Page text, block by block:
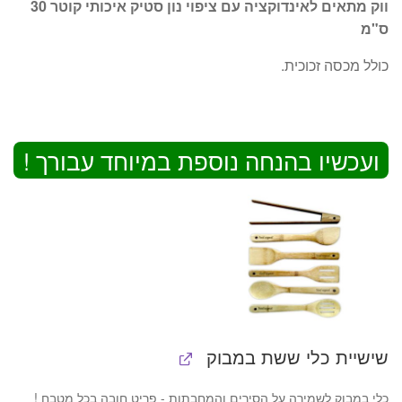
היה:
הוא:
ווק מתאים לאינדוקציה עם ציפוי נון סטיק איכותי קוטר 30
ס"מ
כולל מכסה זכוכית.
ועכשיו בהנחה נוספת במיוחד עבורך !
שישיית כלי ששת במבוק
כלי במבוק לשמירה על הסירים והמחבתות - פריט חובה בכל מטבח !